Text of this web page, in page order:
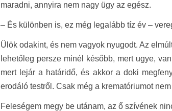
maradni, annyira nem nagy ügy az egész.
– És különben is, ez még legalább tíz év –
Ülök odakint, és nem vagyok nyugodt. Az
lehetőleg persze minél később, mert ugye,
mert lejár a határidő, és akkor a doki
erodáló testről. Csak még a krematóriumot
Feleségem megy be utánam, az ő szívének